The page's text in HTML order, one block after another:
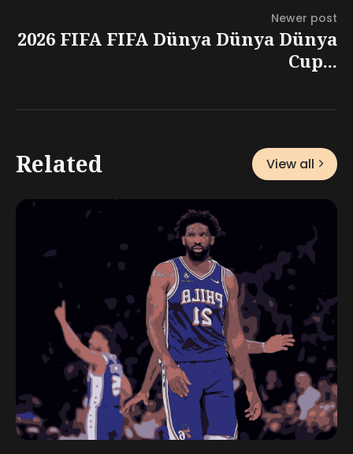
Newer post
2026 FIFA FIFA Dünya Dünya Dünya
Cup...
Related View all